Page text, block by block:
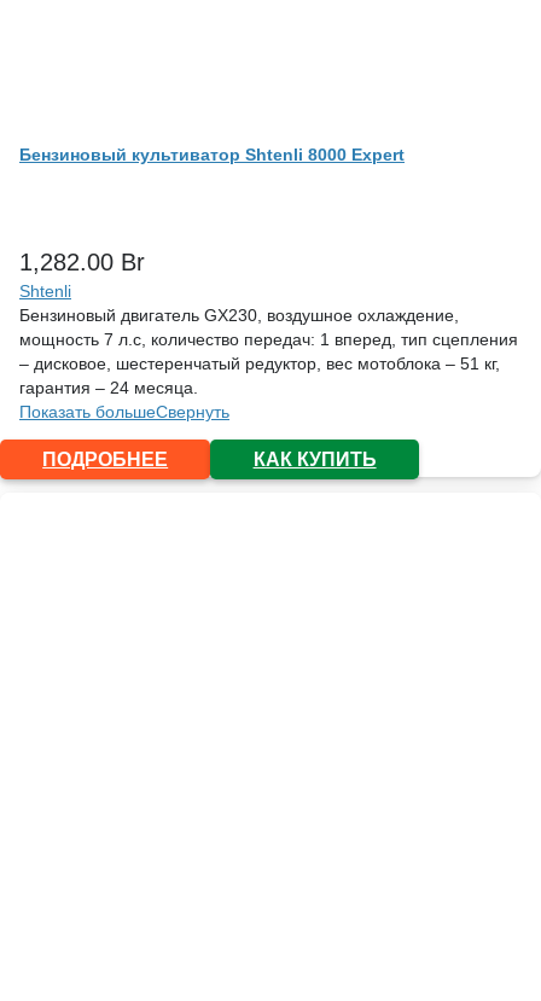
Бензиновый культиватор Shtenli 8000 Expert
1,282.00 Br
Shtenli
Бензиновый двигатель GX230, воздушное охлаждение,
мощность 7 л.с, количество передач: 1 вперед, тип сцепления
– дисковое, шестеренчатый редуктор, вес мотоблока – 51 кг,
гарантия – 24 месяца.
Показать большеСвернуть
ПОДРОБНЕЕ КАК КУПИТЬ